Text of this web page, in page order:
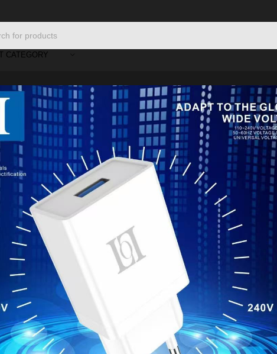
CATEGORY
MX-ST05 Power Strip with 4 Sockets & 8 USB Ports